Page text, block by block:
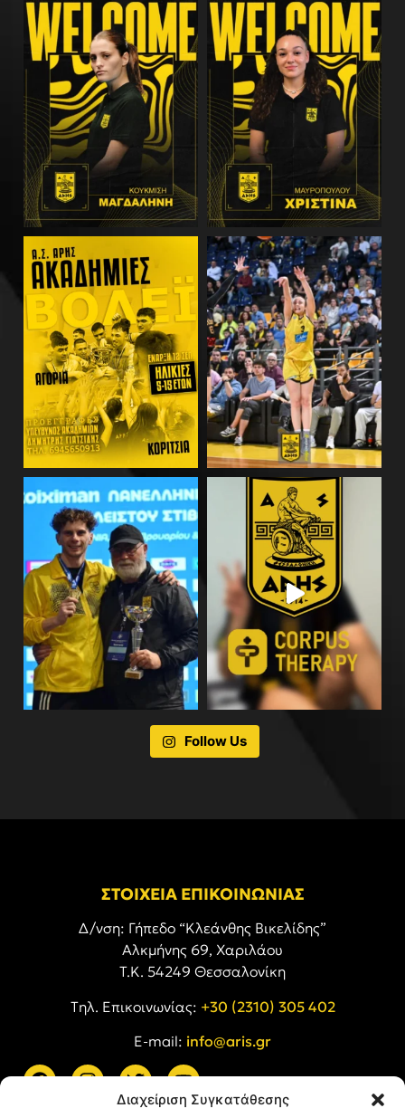
Διαχείριση Συγκατάθεσης
Follow Us
ΣΤΟΙΧΕΙΑ ΕΠΙΚΟΙΝΩΝΙΑΣ
Δ/νση: Γήπεδο “Κλεάνθης Βικελίδης”
Αλκμήνης 69, Χαριλάου
Τ.Κ. 54249 Θεσσαλονίκη
Tηλ. Επικοινωνίας: +30 (2310) 305 402
E-mail: info@aris.gr